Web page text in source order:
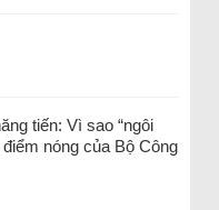
tiến: Vì sao “ngôi
nóng của Bộ Công